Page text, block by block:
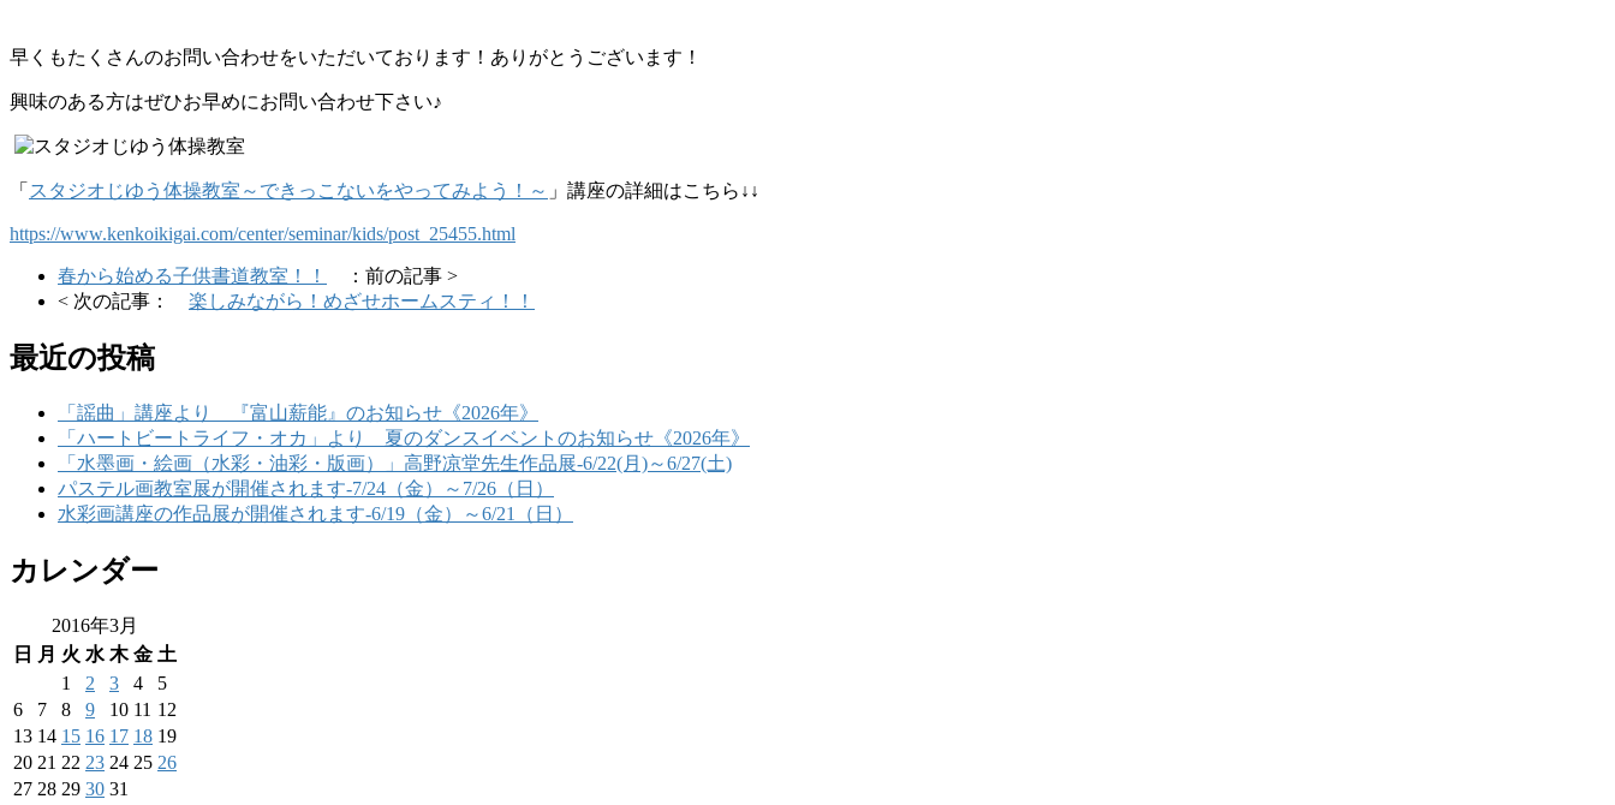
早くもたくさんのお問い合わせをいただいております！ありがとうございます！
興味のある方はぜひお早めにお問い合わせ下さい♪
「 スタジオじゆう体操教室～できっこないをやってみよう！～ 」講座の詳細はこちら↓↓
https://www.kenkoikigai.com/center/seminar/kids/post_25455.html
春から始める子供書道教室！！
：前の記事 >
< 次の記事： 楽しみながら！めざせホームスティ！！
最近の投稿
「謡曲」講座より 『富山薪能』のお知らせ《2026年》
「ハートビートライフ・オカ」より 夏のダンスイベントのお知らせ《2026年》
「水墨画・絵画（水彩・油彩・版画）」高野凉堂先生作品展-6/22(月)～6/27(土)
パステル画教室展が開催されます-7/24（金）～7/26（日）
水彩画講座の作品展が開催されます-6/19（金）～6/21（日）
カレンダー
2016年3月
日
月 火 水 木 金 土
1 2 3 4
5
6
7 8 9 10 11 12
13 14 15 16 17 18 19
20 21 22 23 24 25 26
27 28 29 30 31